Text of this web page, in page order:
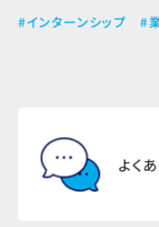
#インターンシップ
#
よく